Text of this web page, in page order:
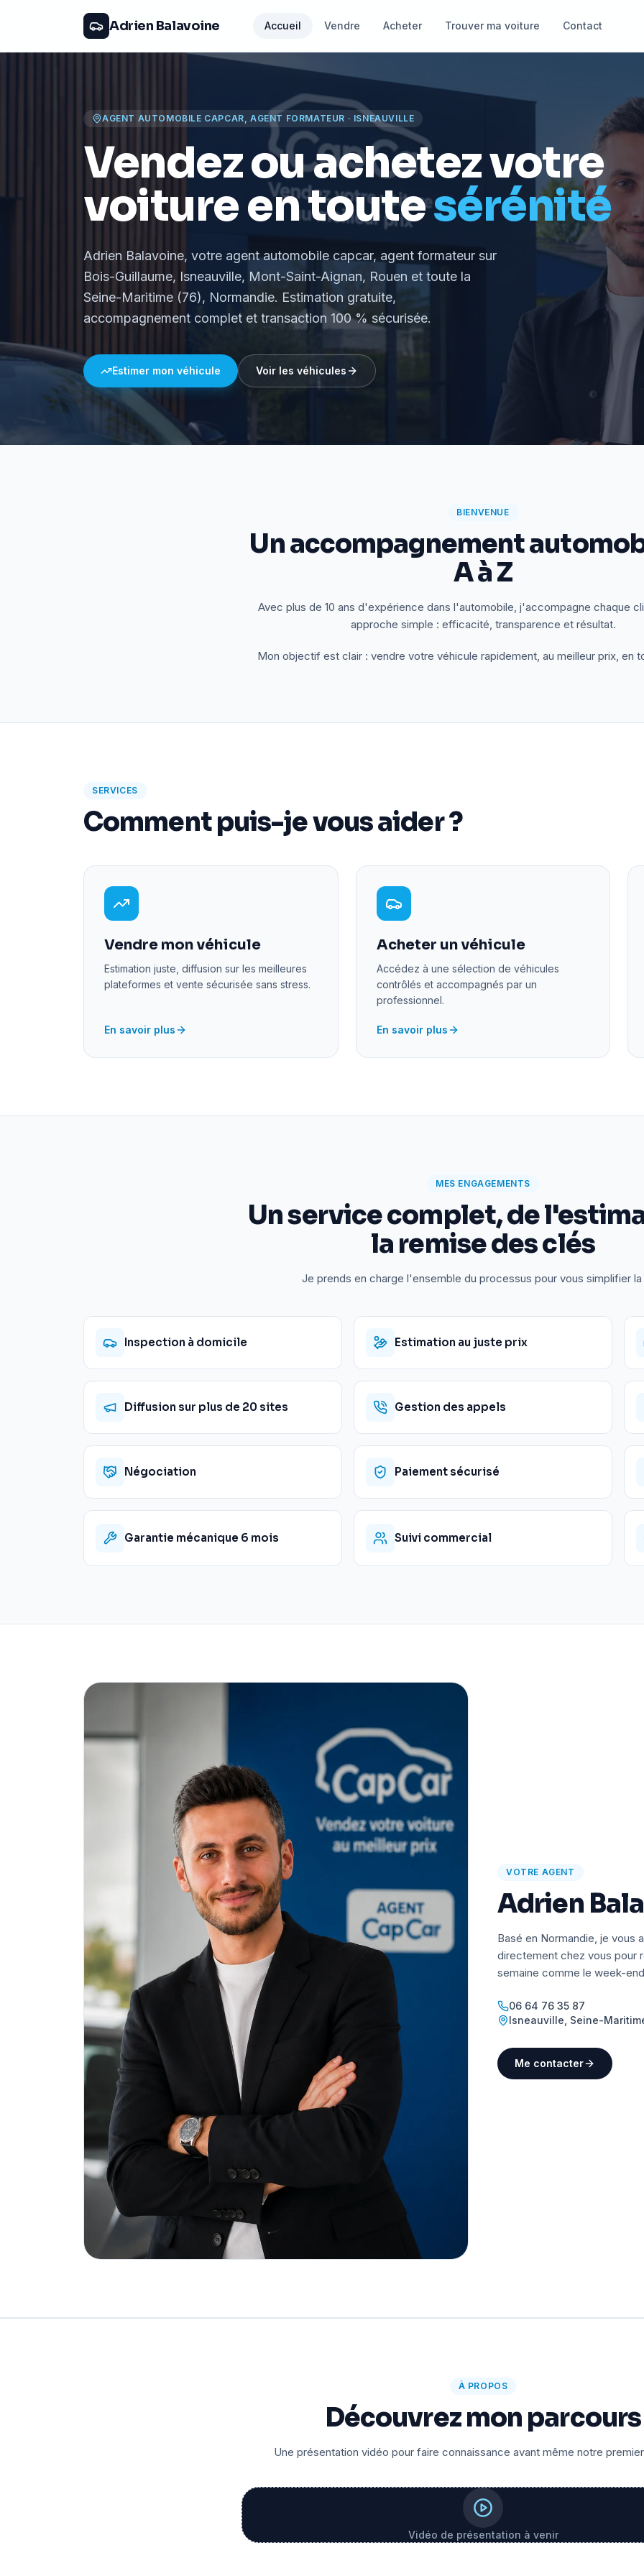
Adrien Balavoine Accueil Vendre Acheter Trouver ma voiture Contact
AGENT AUTOMOBILE CAPCAR, AGENT FORMATEUR · ISNEAUVILLE
Vendez ou achetez votre
voiture en toutesérénité
Adrien Balavoine, votre agent automobile capcar, agent formateur sur
Bois-Guillaume, Isneauville, Mont-Saint-Aignan, Rouen et toute la
Seine-Maritime (76), Normandie. Estimation gratuite,
accompagnement complet et transaction 100 % sécurisée.
Estimer mon véhicule Voir les véhicules
BIENVENUE
Un accompagnement
A à Z
Avec plus de 10 ans d'expérience dans l'automobile, j'accompagne chaque
approche simple : efficacité, transparence et résultat.
Mon objectif est clair : vendre votre véhicule rapidement, au meilleur prix, en
SERVICES
Comment puis-je vous aider ?
Vendre mon véhicule
Estimation juste, diffusion sur les meilleures
plateformes et vente sécurisée sans stress.
En savoir plus
Acheter un véhicule
Accédez à une sélection de véhicules
contrôlés et accompagnés par un
professionnel.
En savoir plus
MES ENGAGEMENTS
Un service complet, de
la remise des clés
Je prends en charge l'ensemble du processus pour vous simplifier la
Inspection à domicile Estimation au juste prix
Diffusion sur plus de 20 sites Gestion des appels
Négociation Paiement sécurisé
Garantie mécanique 6 mois Suivi commercial
VOTRE AGENT
Adrien
Basé en Normandie, je vous
directement chez vous pour
semaine comme le week-
06 64 76 35 87
Isneauville Seine-
Me contacter
À PROPOS
Découvrez mon parcours
Une présentation vidéo pour faire connaissance avant même notre
Vidéo de présentation à venir